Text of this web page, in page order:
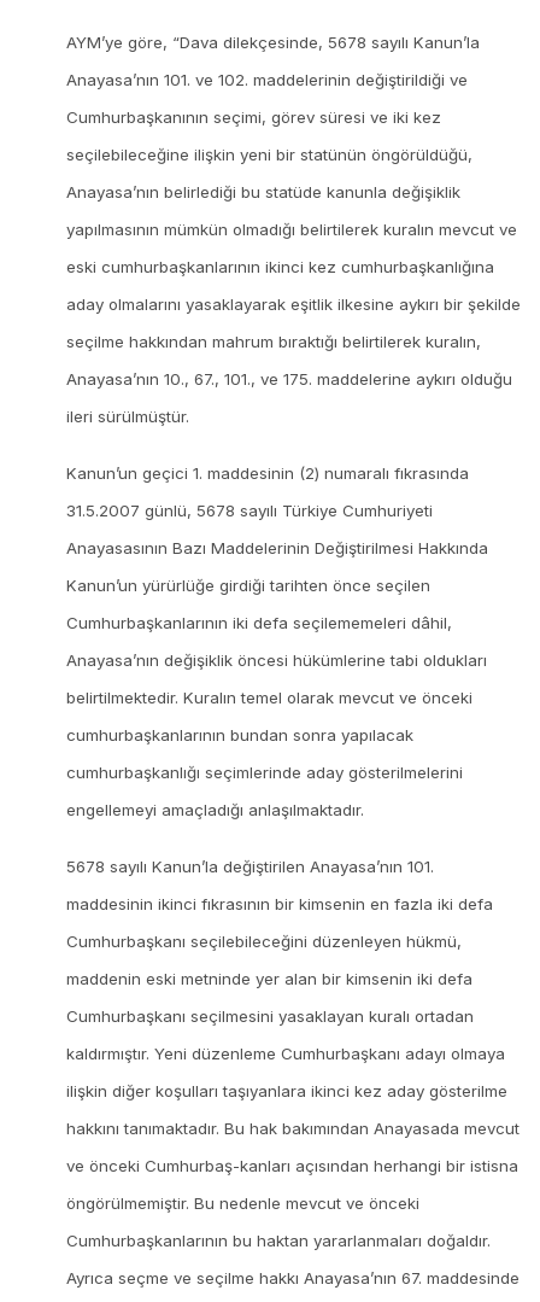
AYM’ye göre, “Dava dilekçesinde, 5678 sayılı Kanun’la
Anayasa’nın 101. ve 102. maddelerinin değiştirildiği ve
Cumhurbaşkanının seçimi, görev süresi ve iki kez
seçilebileceğine ilişkin yeni bir statünün öngörüldüğü,
Anayasa’nın belirlediği bu statüde kanunla değişiklik
yapılmasının mümkün olmadığı belirtilerek kuralın mevcut ve
eski cumhurbaşkanlarının ikinci kez cumhurbaşkanlığına
aday olmalarını yasaklayarak eşitlik ilkesine aykırı bir şekilde
seçilme hakkından mahrum bıraktığı belirtilerek kuralın,
Anayasa’nın 10., 67., 101., ve 175. maddelerine aykırı olduğu
ileri sürülmüştür.
Kanun’un geçici 1. maddesinin (2) numaralı fıkrasında
31.5.2007 günlü, 5678 sayılı Türkiye Cumhuriyeti
Anayasasının Bazı Maddelerinin Değiştirilmesi Hakkında
Kanun’un yürürlüğe girdiği tarihten önce seçilen
Cumhurbaşkanlarının iki defa seçilememeleri dâhil,
Anayasa’nın değişiklik öncesi hükümlerine tabi oldukları
belirtilmektedir. Kuralın temel olarak mevcut ve önceki
cumhurbaşkanlarının bundan sonra yapılacak
cumhurbaşkanlığı seçimlerinde aday gösterilmelerini
engellemeyi amaçladığı anlaşılmaktadır.
5678 sayılı Kanun’la değiştirilen Anayasa’nın 101.
maddesinin ikinci fıkrasının bir kimsenin en fazla iki defa
Cumhurbaşkanı seçilebileceğini düzenleyen hükmü,
maddenin eski metninde yer alan bir kimsenin iki defa
Cumhurbaşkanı seçilmesini yasaklayan kuralı ortadan
kaldırmıştır. Yeni düzenleme Cumhurbaşkanı adayı olmaya
ilişkin diğer koşulları taşıyanlara ikinci kez aday gösterilme
hakkını tanımaktadır. Bu hak bakımından Anayasada mevcut
ve önceki Cumhurbaş-kanları açısından herhangi bir istisna
öngörülmemiştir. Bu nedenle mevcut ve önceki
Cumhurbaşkanlarının bu haktan yararlanmaları doğaldır.
Ayrıca seçme ve seçilme hakkı Anayasa’nın 67. maddesinde